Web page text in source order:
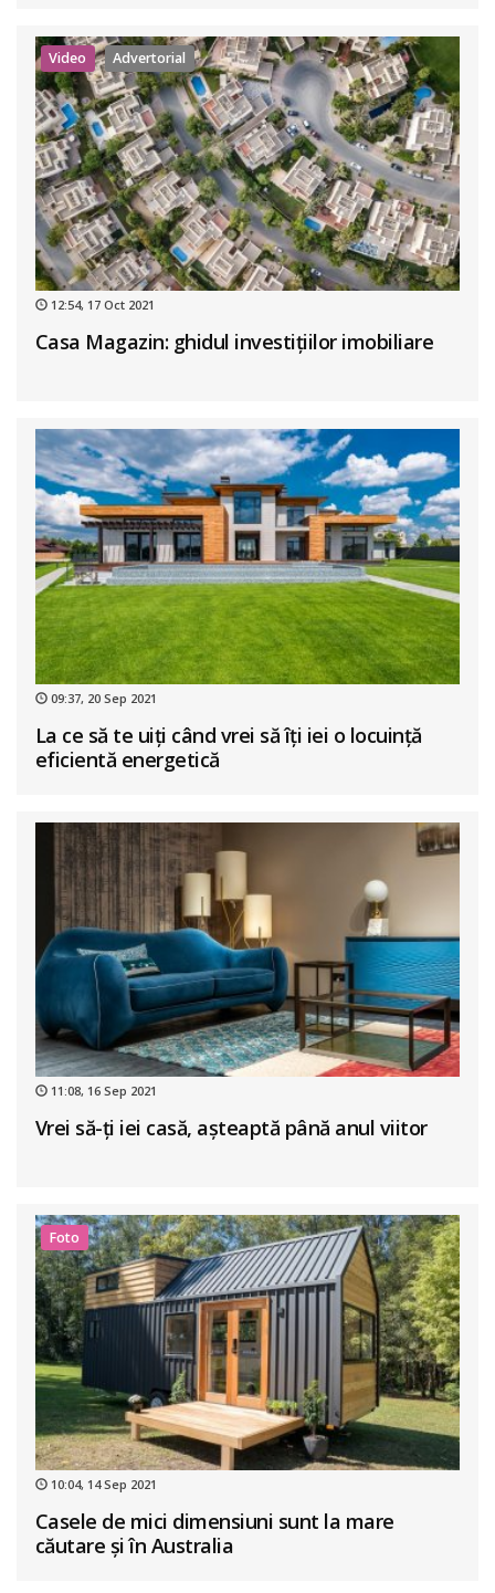
Video Advertorial
12:54, 17 Oct 2021
Casa Magazin: ghidul investițiilor imobiliare
09:37, 20 Sep 2021
La ce să te uiți când vrei să îți iei o locuință
eficientă energetică
11:08, 16 Sep 2021
Vrei să-ți iei casă, așteaptă până anul viitor
Foto
10:04, 14 Sep 2021
Casele de mici dimensiuni sunt la mare
căutare și în Australia